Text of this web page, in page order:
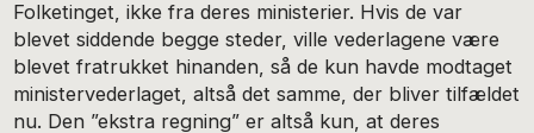
Folketinget, ikke fra deres ministerier. Hvis de var
blevet siddende begge steder, ville vederlagene være
blevet fratrukket hinanden, så de kun havde modtaget
ministervederlaget, altså det samme, der bliver tilfældet
nu. Den ”ekstra regning” er altså kun, at deres